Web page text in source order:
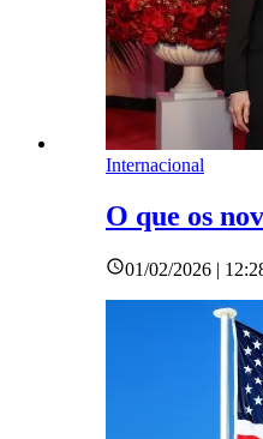
Internacional
O que os
01/02/2026 |